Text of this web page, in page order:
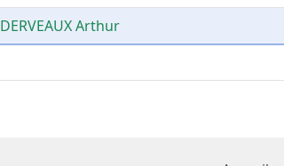
DERVEAUX Arthur